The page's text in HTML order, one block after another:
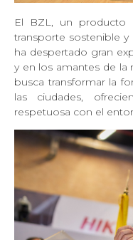
El BZL, un producto
transporte sostenible
ha despertado gran
y en los amantes de la
busca transformar la
las ciudades,
respetuosa con el